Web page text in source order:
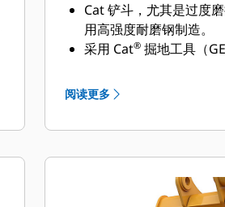
Cat 铲斗，尤其是过度
用高强度耐磨钢制造。
采用 Cat® 掘地工具（
的高磨损区域。 侧挡板
的部件。
铲斗齿尖提供多种选择
阅读更多